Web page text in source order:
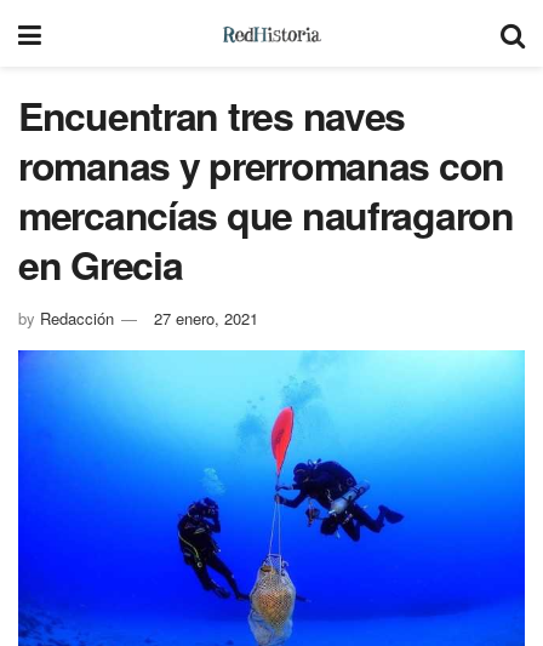
Encuentran tres naves
romanas y prerromanas con
mercancías que naufragaron
en Grecia
by Redacción 27 enero, 2021